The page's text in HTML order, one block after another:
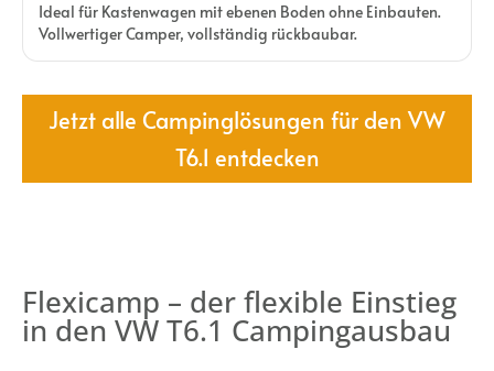
Ideal für Kastenwagen mit ebenen Boden ohne Einbauten.
Vollwertiger Camper, vollständig rückbaubar.
Jetzt alle Campinglösungen für den VW
T6.1 entdecken
Flexicamp – der flexible Einstieg
in den VW T6.1 Campingausbau